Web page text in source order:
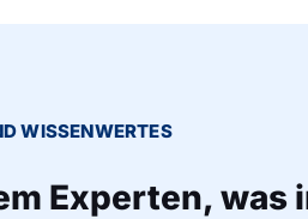
WISSENWERTES
Experten, was